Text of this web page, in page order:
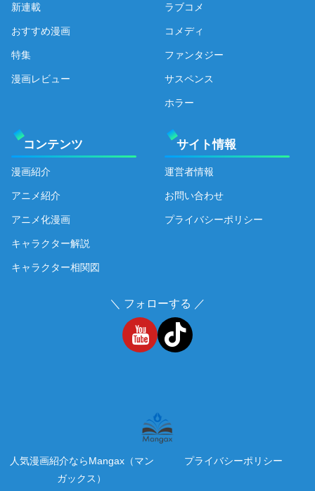
新連載
おすすめ漫画
特集
漫画レビュー
ラブコメ
コメディ
ファンタジー
サスペンス
ホラー
コンテンツ
漫画紹介
アニメ紹介
アニメ化漫画
キャラクター解説
キャラクター相関図
サイト情報
運営者情報
お問い合わせ
プライバシーポリシー
＼ フォローする ／
人気漫画紹介ならMangax（マン
ガックス）
プライバシーポリシー